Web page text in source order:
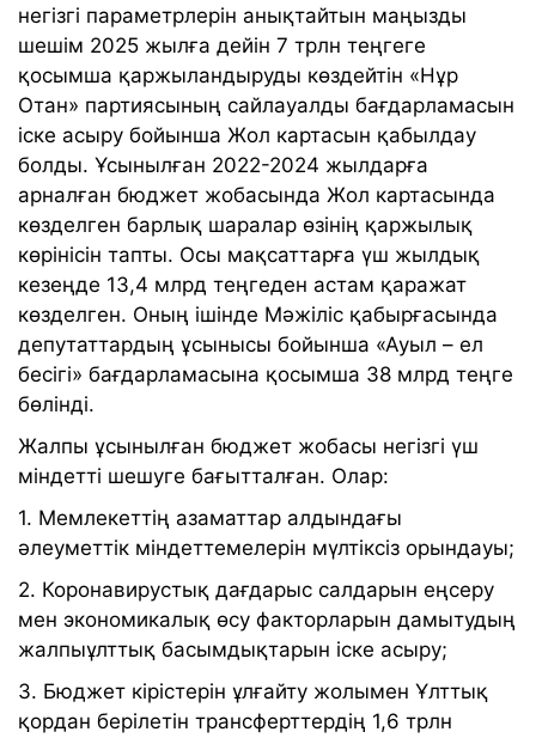
негізгі параметрлерін анықтайтын маңызды
шешім 2025 жылға дейін 7 трлн теңгеге
қосымша қаржыландыруды көздейтін «Нұр
Отан» партиясының сайлауалды бағдарламасын
іске асыру бойынша Жол картасын қабылдау
болды. Ұсынылған 2022-2024 жылдарға
арналған бюджет жобасында Жол картасында
көзделген барлық шаралар өзінің қаржылық
көрінісін тапты. Осы мақсаттарға үш жылдық
кезеңде 13,4 млрд теңгеден астам қаражат
көзделген. Оның ішінде Мәжіліс қабырғасында
депутаттардың ұсынысы бойынша «Ауыл – ел
бесігі» бағдарламасына қосымша 38 млрд теңге
бөлінді.
Жалпы ұсынылған бюджет жобасы негізгі үш
міндетті шешуге бағытталған. Олар:
1. Мемлекеттің азаматтар алдындағы
әлеуметтік міндеттемелерін мүлтіксіз орындауы;
2. Коронавирустық дағдарыс салдарын еңсеру
мен экономикалық өсу факторларын дамытудың
жалпыұлттық басымдықтарын іске асыру;
3. Бюджет кірістерін ұлғайту жолымен Ұлттық
қордан берілетін трансферттердің 1,6 трлн